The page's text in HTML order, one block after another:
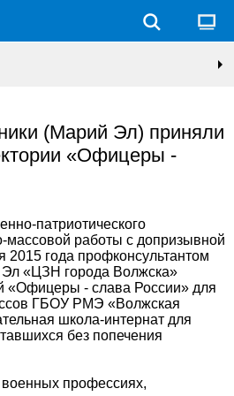
(Марий Эл) приняли
«Офицеры -
патриотического
массовой работы с допризывной
года профконсультантом
«ЦЗН города Волжска»
«Офицеры - слава России» для
ГБОУ РМЭ «Волжская
школа-интернат для
без попечения
профессиях,